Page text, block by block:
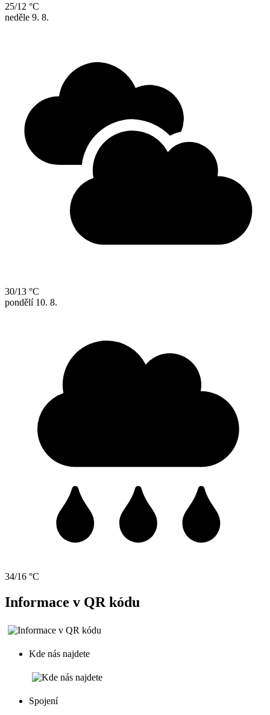
25/12 °C
neděle 9. 8.
30/13 °C
pondělí 10. 8.
34/16 °C
Informace v QR kódu
Kde nás najdete
Spojení